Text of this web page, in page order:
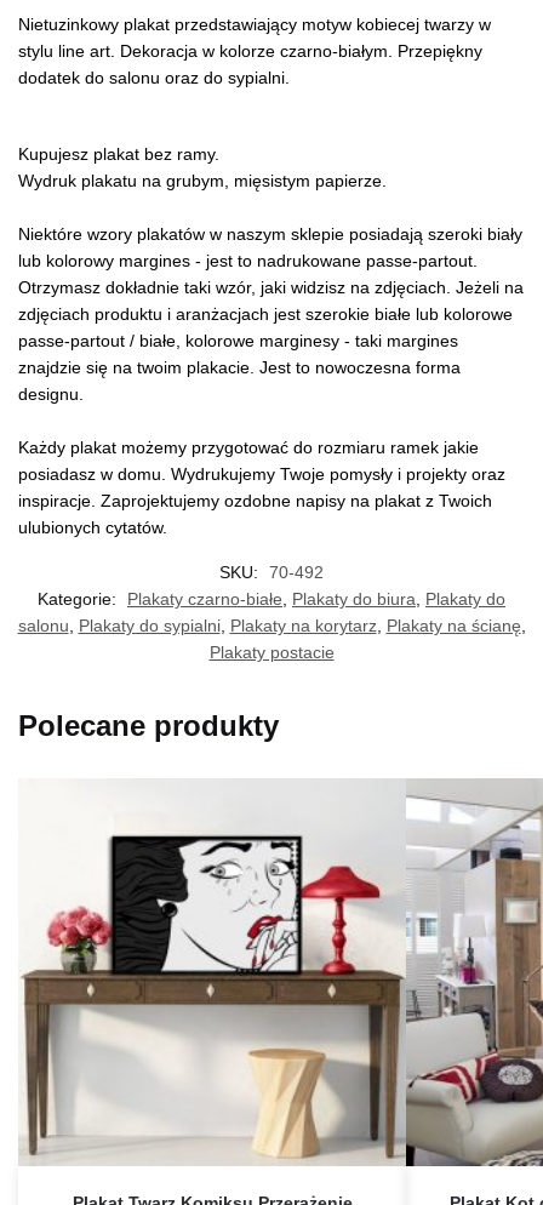
Nietuzinkowy plakat przedstawiający motyw kobiecej twarzy w
stylu line art. Dekoracja w kolorze czarno-białym. Przepiękny
dodatek do salonu oraz do sypialni.
Kupujesz plakat bez ramy.
Wydruk plakatu na grubym, mięsistym papierze.
Niektóre wzory plakatów w naszym sklepie posiadają szeroki biały
lub kolorowy margines - jest to nadrukowane passe-partout.
Otrzymasz dokładnie taki wzór, jaki widzisz na zdjęciach. Jeżeli na
zdjęciach produktu i aranżacjach jest szerokie białe lub kolorowe
passe-partout / białe, kolorowe marginesy - taki margines
znajdzie się na twoim plakacie. Jest to nowoczesna forma
designu.
Każdy plakat możemy przygotować do rozmiaru ramek jakie
posiadasz w domu. Wydrukujemy Twoje pomysły i projekty oraz
inspiracje. Zaprojektujemy ozdobne napisy na plakat z Twoich
ulubionych cytatów.
SKU:
70-492
Kategorie:
Plakaty czarno-białe, Plakaty do biura, Plakaty do
salonu, Plakaty do sypialni, Plakaty na korytarz, Plakaty na ścianę,
Plakaty postacie
Polecane produkty